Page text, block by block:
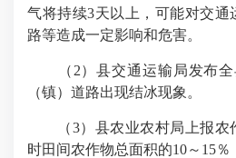
气将持续3天以上，可能对交通
路等造成一定影响和危害。
（2）县交通运输局发布全
（镇）道路出现结冰现象。
（3）县农业农村局上报农
时田间农作物总面积的10～15％